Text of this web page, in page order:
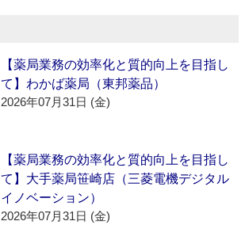
【薬局業務の効率化と質的向上を目指し
て】わかば薬局（東邦薬品）
2026年07月31日 (金)
【薬局業務の効率化と質的向上を目指し
て】大手薬局笹崎店（三菱電機デジタル
イノベーション）
2026年07月31日 (金)